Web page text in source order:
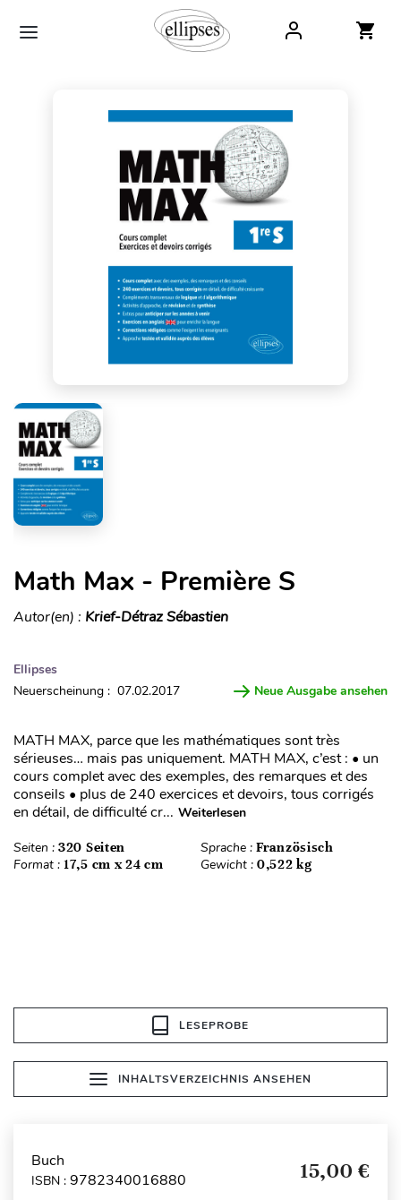
Math Max - Première S
Autor(en) : Krief-Détraz Sébastien
Ellipses
Neuerscheinung : 07.02.2017
Neue Ausgabe ansehen
MATH MAX, parce que les mathématiques sont très
sérieuses… mais pas uniquement. MATH MAX, c’est : • un
cours complet avec des exemples, des remarques et des
conseils • plus de 240 exercices et devoirs, tous corrigés
en détail, de difficulté cr... Weiterlesen
Seiten : 320 Seiten Sprache : Französisch
Format : 17,5 cm x 24 cm Gewicht : 0,522 kg
LESEPROBE
INHALTSVERZEICHNIS ANSEHEN
Buch
ISBN : 9782340016880 15,00 €